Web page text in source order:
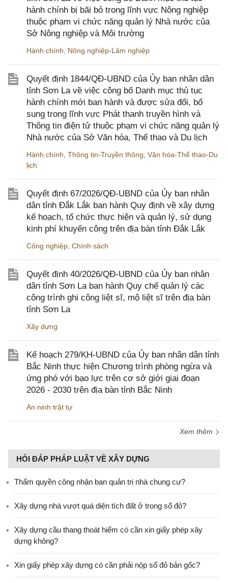
hành chính bị bãi bỏ trong lĩnh vực Nông nghiệp
thuộc phạm vi chức năng quản lý Nhà nước của
Sở Nông nghiệp và Môi trường
Hành chính Nông nghiệp-Lâm nghiệp
Quyết định 1844/QĐ-UBND của Ủy ban nhân dân
tỉnh Sơn La về việc công bố Danh mục thủ tục
hành chính mới ban hành và được sửa đổi, bổ
sung trong lĩnh vực Phát thanh truyền hình và
Thông tin điện tử thuộc phạm vi chức năng quản lý
Nhà nước của Sở Văn hóa, Thể thao và Du lịch
Hành chính Thông tin-Truyền thông Văn hóa-Thể thao-Du
lịch
Quyết định 67/2026/QĐ-UBND của Ủy ban nhân
dân tỉnh Đắk Lắk ban hành Quy định về xây dựng
kế hoạch, tổ chức thực hiện và quản lý, sử dụng
kinh phí khuyến công trên địa bàn tỉnh Đắk Lắk
Công nghiệp Chính sách
Quyết định 40/2026/QĐ-UBND của Ủy ban nhân
dân tỉnh Sơn La ban hành Quy chế quản lý các
công trình ghi công liệt sĩ, mộ liệt sĩ trên địa bàn
tỉnh Sơn La
Xây dựng
Kế hoạch 279/KH-UBND của Ủy ban nhân dân tỉnh
Bắc Ninh thực hiện Chương trình phòng ngừa và
ứng phó với bạo lực trên cơ sở giới giai đoạn
2026 - 2030 trên địa bàn tỉnh Bắc Ninh
An ninh trật tự
Xem thêm
HỎI ĐÁP PHÁP LUẬT VỀ XÂY DỰNG
Thẩm quyền công nhận ban quản trị nhà chung cư?
Xây dựng nhà vượt quá diện tích đất ở trong sổ đỏ?
Xây dựng cầu thang thoát hiểm có cần xin giấy phép xây
dựng không?
Xin giấy phép xây dựng có cần phải nộp sổ đỏ bản gốc?